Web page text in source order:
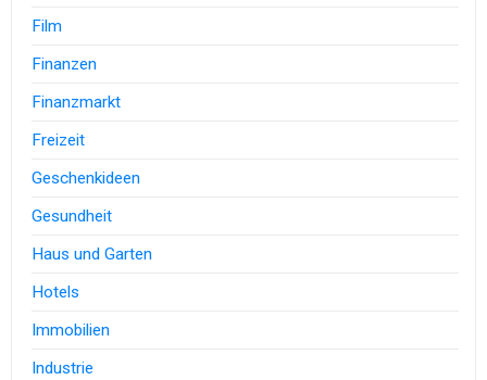
Film
Finanzen
Finanzmarkt
Freizeit
Geschenkideen
Gesundheit
Haus und Garten
Hotels
Immobilien
Industrie